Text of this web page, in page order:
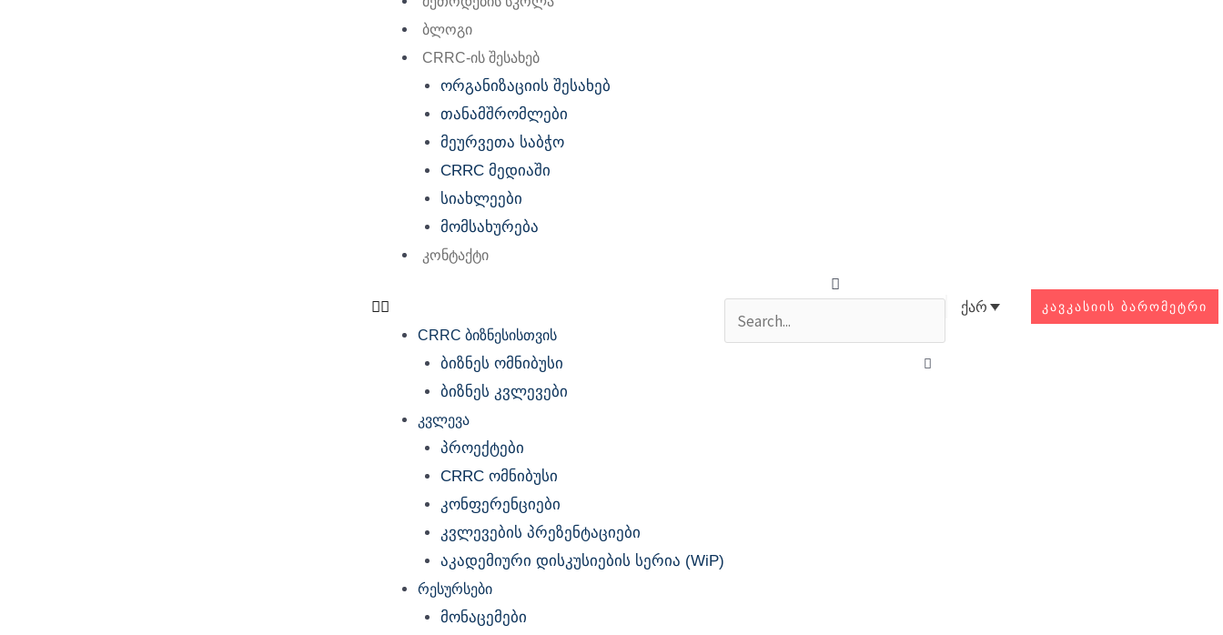
ბლოგი
CRRC-ის შესახებ
ორგანიზაციის შესახებ
თანამშრომლები
მეურვეთა საბჭო
CRRC მედიაში
სიახლეები
მომსახურება
კონტაქტი
CRRC ბიზნესისთვის
ბიზნეს ომნიბუსი
ბიზნეს კვლევები
კვლევა
პროექტები
CRRC ომნიბუსი
კონფერენციები
კვლევების პრეზენტაციები
აკადემიური დისკუსიების სერია (WiP)
რესურსები
მონაცემები
Search
Close
ქარ ᲙᲐᲕᲙᲐᲡᲘᲘᲡ ᲑᲐᲠᲝᲛᲔᲢᲠᲘ